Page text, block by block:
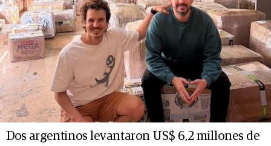
Dos argentinos levantaron US$ 6,2 millones de